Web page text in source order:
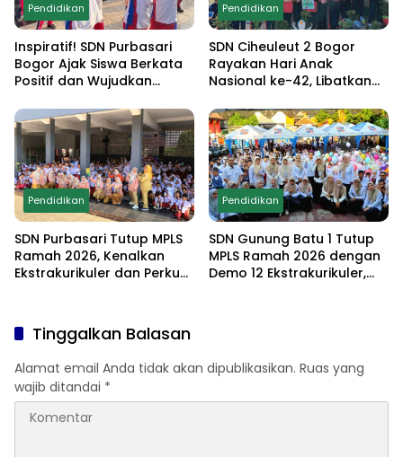
Pendidikan
Inspiratif! SDN Purbasari
Bogor Ajak Siswa Berkata
Positif dan Wujudkan
Pendidikan
SDN Ciheuleut 2 Bogor
Rayakan Hari Anak
Nasional ke-42, Libatkan
Lomba Edukatif untuk
Cetak Generasi
Berprestasi
Pendidikan
SDN Purbasari Tutup MPLS
Ramah 2026, Kenalkan
Ekstrakurikuler dan Perkuat
Pendidikan
SDN Gunung Batu 1 Tutup
MPLS Ramah 2026 dengan
Demo 12 Ekstrakurikuler,
Tinggalkan Balasan
Alamat email Anda tidak akan dipublikasikan. Ruas yang
wajib ditandai *